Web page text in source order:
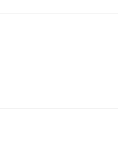
새로운 프로젝트로 인해